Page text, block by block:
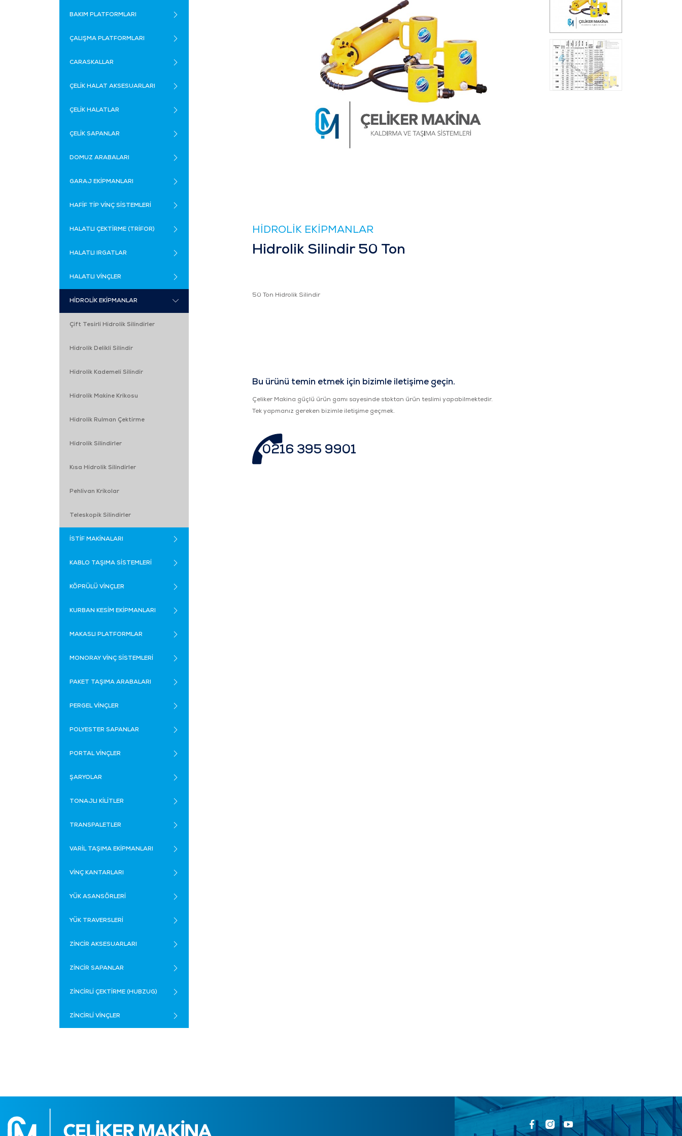
BAKIM PLATFORMLARI
ÇALIŞMA PLATFORMLARI
CARASKALLAR
ÇELİK HALAT AKSESUARLARI
ÇELİK HALATLAR
ÇELİK SAPANLAR
DOMUZ ARABALARI
GARAJ EKİPMANLARI
HAFİF TİP VİNÇ SİSTEMLERİ
HALATLI ÇEKTİRME (TRİFOR)
HALATLI IRGATLAR
HALATLI VİNÇLER
HİDROLİK EKİPMANLAR
Çift Tesirli Hidrolik Silindirler
Hidrolik Delikli Silindir
Hidrolik Kademeli Silindir
Hidrolik Makine Krikosu
Hidrolik Rulman Çektirme
Hidrolik Silindirler
Kısa Hidrolik Silindirler
Pehlivan Krikolar
Teleskopik Silindirler
İSTİF MAKİNALARI
KABLO TAŞIMA SİSTEMLERİ
KÖPRÜLÜ VİNÇLER
KURBAN KESİM EKİPMANLARI
MAKASLI PLATFORMLAR
MONORAY VİNÇ SİSTEMLERİ
PAKET TAŞIMA ARABALARI
PERGEL VİNÇLER
POLYESTER SAPANLAR
PORTAL VİNÇLER
ŞARYOLAR
TONAJLI KİLİTLER
TRANSPALETLER
VARİL TAŞIMA EKİPMANLARI
VİNÇ KANTARLARI
YÜK ASANSÖRLERİ
YÜK TRAVERSLERİ
ZİNCİR AKSESUARLARI
ZİNCİR SAPANLAR
ZİNCİRLİ ÇEKTİRME (HUBZUG)
ZİNCİRLİ VİNÇLER
HİDROLİK EKİPMANLAR
Hidrolik Silindir 50 Ton
50 Ton Hidrolik Silindir
Bu ürünü temin etmek için bizimle iletişime geçin.
Çeliker Makina güçlü ürün gamı sayesinde stoktan ürün teslimi yapabilmektedir.
Tek yapmanız gereken bizimle iletişime geçmek.
0216 395 9901